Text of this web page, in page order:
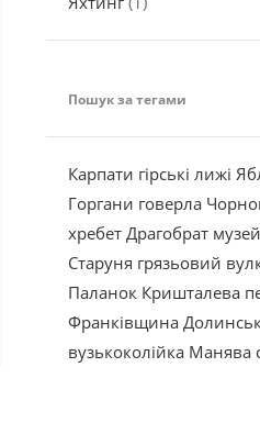
Пошук за тегами
Карпати гірські лижі
Горгани говерла
хребет Драгобрат музей
Старуня грязьовий
Паланок Кришталева
Франківщина
вузькоколійка Манява